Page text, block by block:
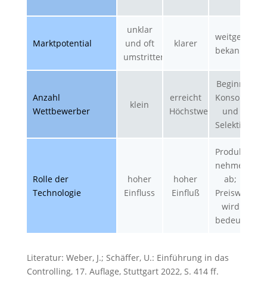
Marktpotential
unklar
und oft
umstritten
klarer
weitgehend
bekannt
Anzahl
Wettbewerber
klein
erreicht
Höchstwert
Beginn
und
Selektion
Rolle der
Technologie
hoher
Einfluss
hoher
Einfluß
nehmen
ab;
wird
Literatur: Weber, J.; Schäffer, U.: Einführung in das
Controlling, 17. Auflage, Stuttgart 2022, S. 414 ff.